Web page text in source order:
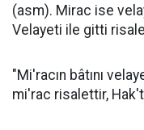
(asm). Mirac ise
Velayeti ile gitti
"Mi'racın bâtını
mi'rac risalettir,